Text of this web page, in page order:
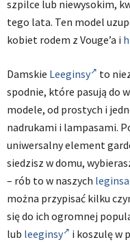
szpilce lub niewysokim,
tego lata. Ten model
kobiet rodem z Vouge’a i
Damskie Leeginsy
to
spodnie, które pasują do
modele, od prostych i
nadrukami i lampasami.
uniwersalny element
siedzisz w domu,
– rób to w naszych
można przypisać kilku
się do ich ogromnej
lub leeginsy
i koszulę w